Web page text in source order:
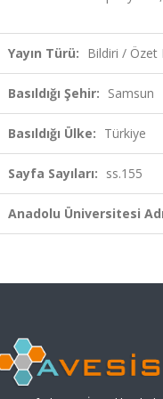
Yayın Türü: Bildiri / Özet
Basıldığı Şehir: Samsun
Basıldığı Ülke: Türkiye
Sayfa Sayıları: ss.155
Anadolu Üniversitesi